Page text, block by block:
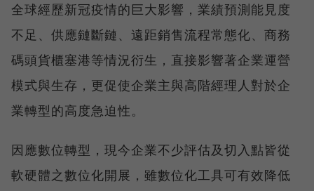
全球經歷新冠疫情的巨大影響，業績預測能見度
不足、供應鏈斷鏈、遠距銷售流程常態化、商務
碼頭貨櫃塞港等情況衍生，直接影響著企業運營
模式與生存，更促使企業主與高階經理人對於企
業轉型的高度急迫性。
因應數位轉型，現今企業不少評估及切入點皆從
軟硬體之數位化開展，雖數位化工具可有效降低